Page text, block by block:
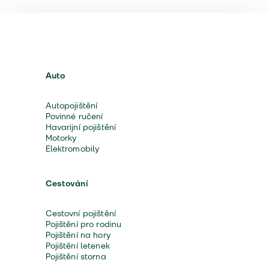
Auto
Autopojištění
Povinné ručení
Havarijní pojištění
Motorky
Elektromobily
Cestování
Cestovní pojištění
Pojištění pro rodinu
Pojištění na hory
Pojištění letenek
Pojištění storna